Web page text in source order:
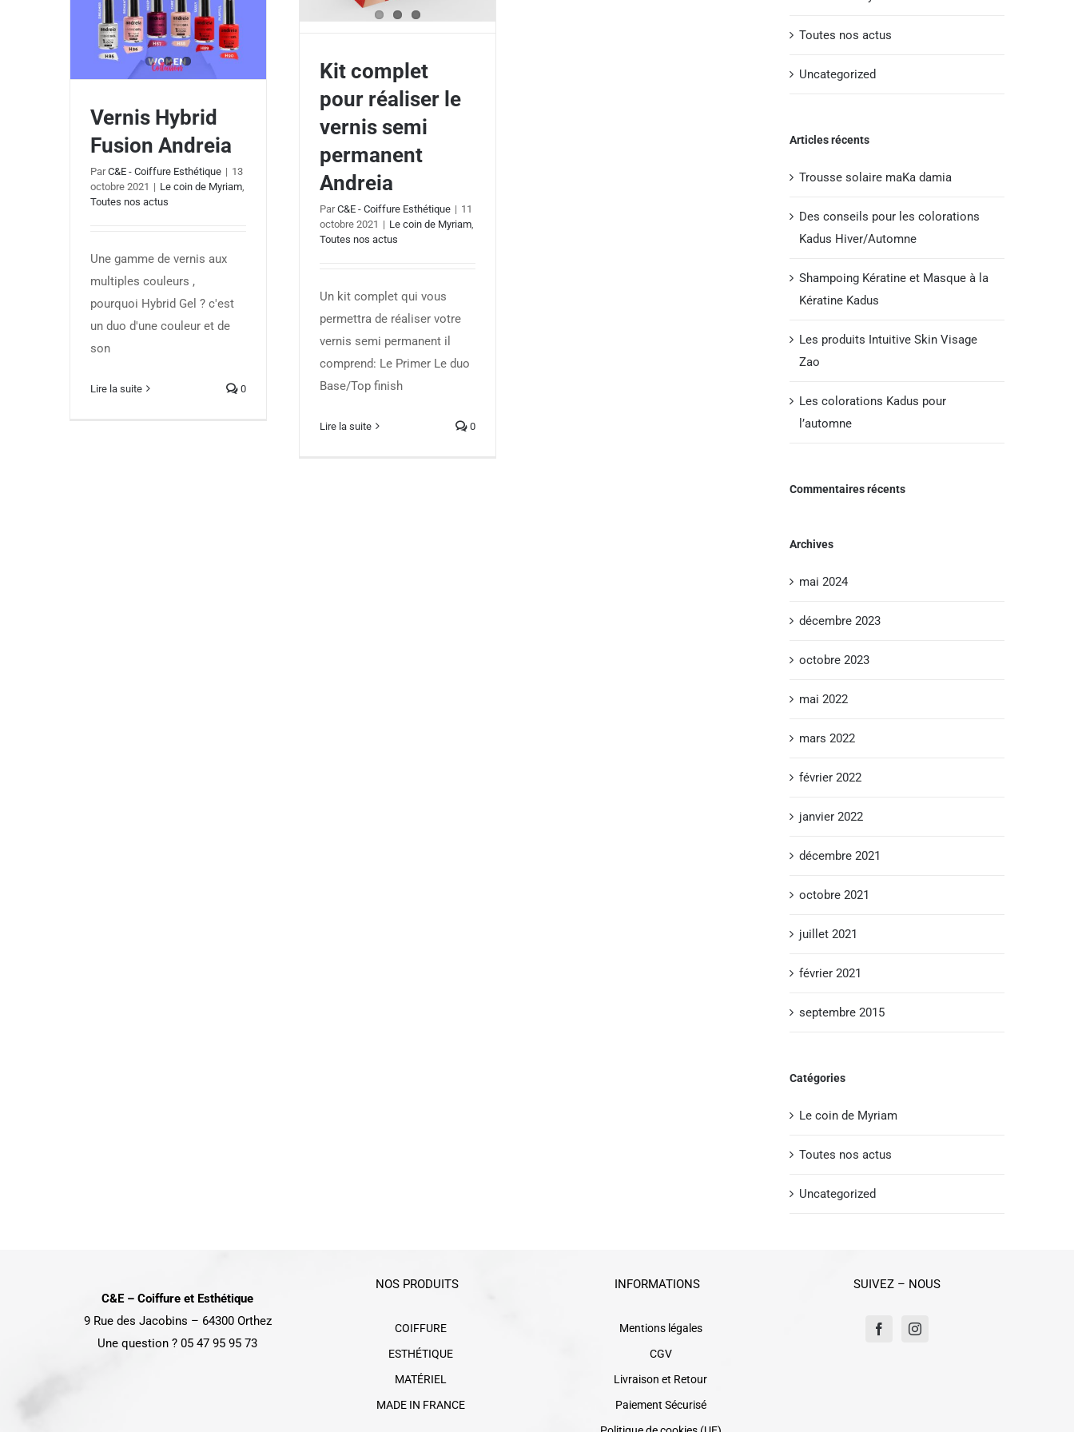
Vernis Hybrid Fusion Andreia
Vernis Hybrid
Fusion Andreia
ParC&E - Coiffure Esthétique | 13
octobre 2021 | Le coin de Myriam
Toutes nos actus
Une gamme de vernis aux
multiples couleurs ,
pourquoi Hybrid Gel ? c'est
un duo d'une couleur et de
son
Lire la suite 0
Kit complet pour réaliser le
vernis semi permanent
Andreia
Kit complet
pour réaliser le
vernis semi
permanent
Andreia
ParC&E - Coiffure Esthétique | 11
octobre 2021 | Le coin de Myriam
Toutes nos actus
Un kit complet qui vous
permettra de réaliser votre
vernis semi permanent il
comprend: Le Primer Le duo
Base/Top finish
Lire la suite 0
Toutes nos actus
Uncategorized
Articles récents
Trousse solaire maKa damia
Des conseils pour les colorations
Kadus Hiver/Automne
Shampoing Kératine et Masque à la
Kératine Kadus
Les produits Intuitive Skin Visage
Zao
Les colorations Kadus pour
l’automne
Commentaires récents
Archives
mai 2024
décembre 2023
octobre 2023
mai 2022
mars 2022
février 2022
janvier 2022
décembre 2021
octobre 2021
juillet 2021
février 2021
septembre 2015
Catégories
Le coin de Myriam
Toutes nos actus
Uncategorized
C&E – Coiffure et Esthétique
9 Rue des Jacobins – 64300 Orthez
Une question ? 05 47 95 95 73
NOS PRODUITS
COIFFURE
ESTHÉTIQUE
MATÉRIEL
MADE IN FRANCE
INFORMATIONS
Mentions légales
CGV
Livraison et Retour
Paiement Sécurisé
SUIVEZ – NOUS